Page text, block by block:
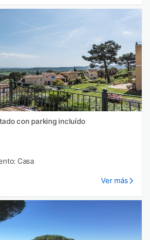
con parking incluído
Casa
Ver más